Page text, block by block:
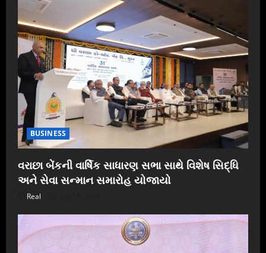
BUSINESS
વરાછા બેંકની વાર્ષિક સાધારણ સભા સાથે વિશેષ સિદ્ધિ
અને સેવા સન્માન સમારોહ યોજાયો
Real